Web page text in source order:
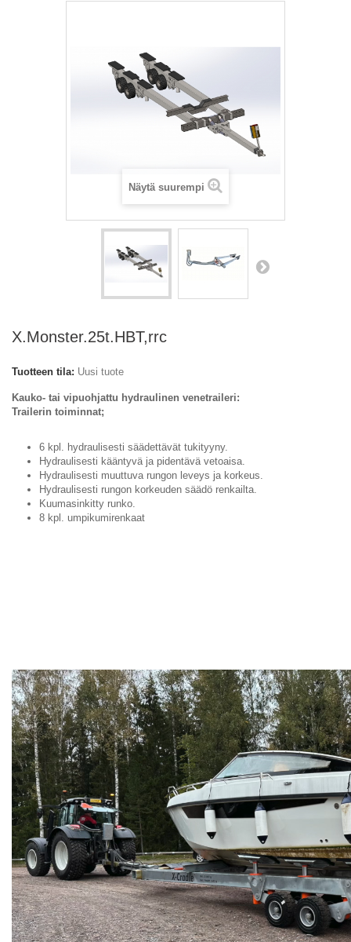
Näytä suurempi
X.Monster.25t.HBT,rrc
Tuotteen tila: Uusi tuote
Kauko- tai vipuohjattu hydraulinen venetraileri:
Trailerin toiminnat;
6 kpl. hydraulisesti säädettävät tukityyny.
Hydraulisesti kääntyvä ja pidentävä vetoaisa.
Hydraulisesti muuttuva rungon leveys ja korkeus.
Hydraulisesti rungon korkeuden säädö renkailta.
Kuumasinkitty runko.
8 kpl. umpikumirenkaat